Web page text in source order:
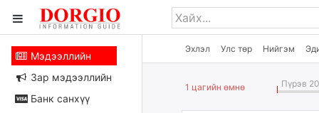
Эхлэл Улс төр Нийгэм
Мэдээллийн
Зар мэдээллийн
Банк санхүү
1 цагийн өмнө Пүрэв